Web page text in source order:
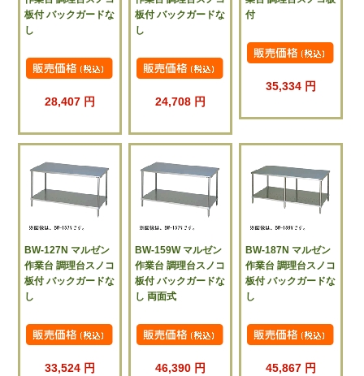
板付 バックガードな
し
28,407 円
板付 バックガードな
し
24,708 円
付
35,334 円
BW-127N マルゼン
作業台 調理台スノコ
板付 バックガードな
し
33,524 円
BW-159W マルゼン
作業台 調理台スノコ
板付 バックガードな
し 両面式
46,390 円
BW-187N マルゼン
作業台 調理台スノコ
板付 バックガードな
し
45,867 円